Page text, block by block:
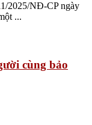
2025/NĐ-CP ngày
...
cùng bảo